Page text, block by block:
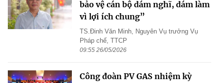
bảo vệ cán bộ dám nghĩ, dám làm
vì lợi ích chung”
TS.Đinh Văn Minh, Nguyên Vụ trưởng Vụ
Pháp chế, TTCP
09:55 26/05/2026
Công đoàn PV GAS nhiệm kỳ